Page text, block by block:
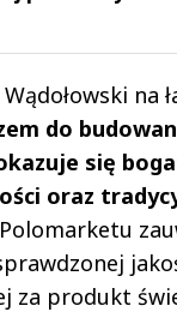
na
do
się
oraz
za produkt